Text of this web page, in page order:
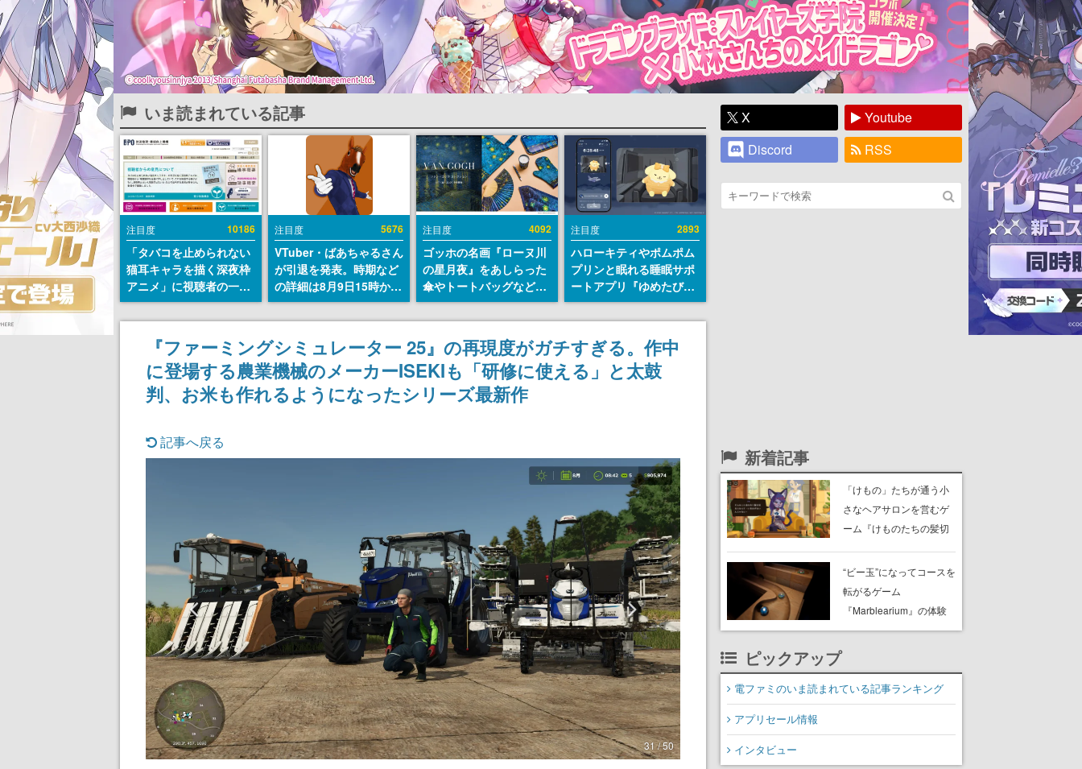
いま読まれている記事
注目度 10186
「タバコを止められない
猫耳キャラを描く深夜枠
アニメ」に視聴者の一部
から批判意見。違法薬物
の使用と思しき描写も含
めて、BPOが議論を交わ
注目度 5676
VTuber・ばあちゃるさん
が引退を発表。時期など
の詳細は8月9日15時から
の配信で説明
注目度 4092
ゴッホの名画『ローヌ川
の星月夜』をあしらった
傘やトートバッグなどが
登場。8月7日21時より2
日間限定で予約販売
注目度 2893
ハローキティやポムポム
プリンと眠れる睡眠サポ
ートアプリ『ゆめたび』
が配信中。キャラごとの
ASMRや目覚ましアラー
ムも搭載
『ファーミングシミュレーター 25』の再現度がガチすぎる。作中
に登場する農業機械のメーカーISEKIも「研修に使える」と太鼓
判、お米も作れるようになったシリーズ最新作
記事へ戻る
31 / 50
X
Youtube
Discord
RSS
新着記事
「けもの」たちが通う小
さなヘアサロンを営むゲ
ーム『けものたちの髪切
始。悩みを持ったお客様
と会話を交わし“本当に望
んでる髪型”を見つけ出す
“ビー玉”になってコースを
転がるゲーム
『Marblearium』の体験
版がSteamで本日8月7日
ピックアップ
電ファミのいま読まれている記事ランキング
アプリセール情報
インタビュー